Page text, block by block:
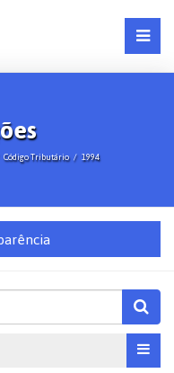
Código Tributário 1994